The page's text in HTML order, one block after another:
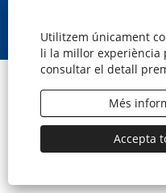
Utilitzem únicament
li la millor experiència
consultar el detall
Més
Accepta
o
b
r
e
n
u
n
a
p
t
o
b
r
e
n
u
n
a
p
t
©